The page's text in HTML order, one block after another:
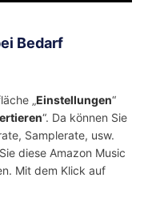
Bedarf
„Einstellungen“
“. Da können Sie
Samplerate, usw.
diese Amazon Music
Mit dem Klick auf